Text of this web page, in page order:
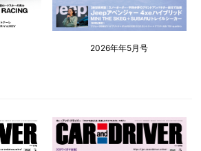
2026年年5月号